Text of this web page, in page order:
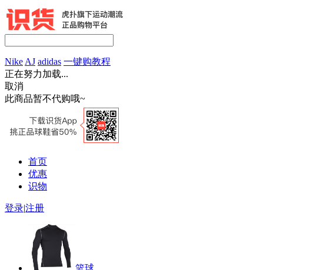
Nike AJ adidas 一键购教程
正在努力加载...
取消
此商品暂不代购哦~
首页
优惠
识物
登录|注册
篮球